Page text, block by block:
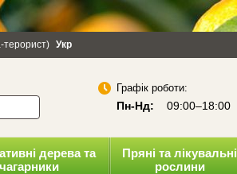
конфіденційності
терорист) Укр
Графік роботи:
Пн-Нд: 09:00–18:00
дерева та
чагарники
Пряні та лікувальні
рослини